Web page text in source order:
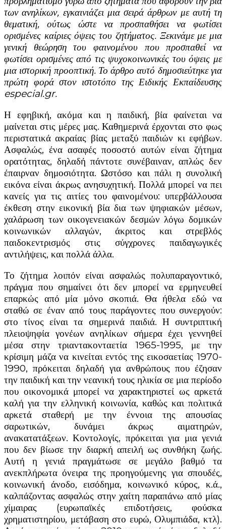
των ανηλίκων, εγκαινιάζει μια σειρά άρθρων με αυτή τη
θεματική, ούτως ώστε να προσπαθήσει να φωτίσει
ορισμένες καίριες όψεις του ζητήματος. Ξεκινάμε με μια
γενική θεώρηση του φαινομένου που προσπαθεί να
φωτίσει ορισμένες από τις ψυχοκοινωνικές του όψεις με
μια ιστορική προοπτική. Το άρθρο αυτό δημοσιεύτηκε για
πρώτη φορά στον ιστοτόπο της Ειδικής Εκπαίδευσης
especial.gr.
Η εφηβική, ακόμα και η παιδική, βία φαίνεται να
μαίνεται στις μέρες μας. Καθημερινά έρχονται στο φως
περιστατικά ακραίας βίας μεταξύ παιδιών κι εφήβων.
Ασφαλώς, ένα ασαφές ποσοστό αυτών είναι ζήτημα
ορατότητας, δηλαδή πάντοτε συνέβαιναν, απλώς δεν
έπαιρναν δημοσιότητα. Ωστόσο και πάλι η συνολική
εικόνα είναι άκρως ανησυχητική. Πολλά μπορεί να πει
κανείς για τις αιτίες του φαινομένου: υπερβάλλουσα
έκθεση στην εικονική βία δια των ψηφιακών μέσων,
χαλάρωση των οικογενειακών δεσμών λόγω δομικών
κοινωνικών αλλαγών, άκριτος και στρεβλός
παιδοκεντρισμός στις σύγχρονες παιδαγωγικές
αντιλήψεις, και πολλά άλλα.
Το ζήτημα λοιπόν είναι ασφαλώς πολυπαραγοντικό,
πράγμα που σημαίνει ότι δεν μπορεί να ερμηνευθεί
επαρκώς από μία μόνο σκοπιά. Θα ήθελα εδώ να
σταθώ σε έναν από τους παράγοντες που συνεργούν:
στο τίνος είναι τα σημερινά παιδιά. Η συντριπτική
πλειοψηφία γονέων ανηλίκων σήμερα έχει γεννηθεί
μέσα στην τριαντακονταετία 1965-1995, με την
κρίσιμη μάζα να κινείται εντός της εικοσαετίας 1970-
1990, πρόκειται δηλαδή για ανθρώπους που έζησαν
την παιδική και την νεανική τους ηλικία σε μια περίοδο
που οικονομικά μπορεί να χαρακτηριστεί ως αρκετά
καλή για την ελληνική κοινωνία, καθώς και πολιτικά
αρκετά σταθερή με την έννοια της απουσίας
σαρωτικών, δυνάμει άκρως αιματηρών,
ανακατατάξεων. Κοντολογίς, πρόκειται για μια γενιά
που δεν βίωσε την διαρκή απειλή ως συνθήκη ζωής.
Αυτή η γενιά πραγμάτωσε σε μεγάλο βαθμό τα
ανεκπλήρωτα όνειρα της προηγούμενης για σπουδές,
κοινωνική άνοδο, εισόδημα, κοινωνικό κύρος, κ.ά.,
καλπάζοντας ασφαλώς στην χαίτη παραπάνω από μίας
χίμαιρας (ευρωπαϊκές επιδοτήσεις, φούσκα
χρηματιστηρίου, μετάβαση στο ευρώ, Ολυμπιάδα, κτλ).